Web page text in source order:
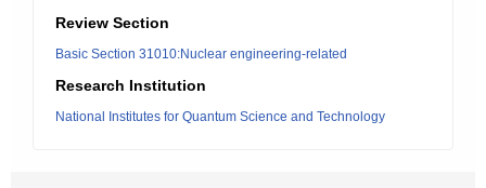
Review Section
Basic Section 31010:Nuclear engineering-related
Research Institution
National Institutes for Quantum Science and Technology